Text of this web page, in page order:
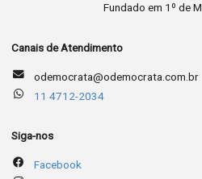
Fundado em 1º de
Canais de Atendimento
odemocrata@odemocrata.com.br
11 4712-2034
Siga-nos
Facebook